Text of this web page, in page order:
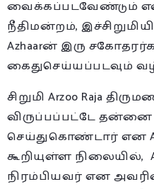
வைக்கப்படவேண்டும்
நீதிமன்றம்,
Azhaarன் இரு
கைதுசெய்யப்படவும்
சிறுமி Arzoo Raja
விருப்பப்பட்டே
செய்துகொண்டார் என
கூறியுள்ள நிலையில்,
நிரம்பியவர் என